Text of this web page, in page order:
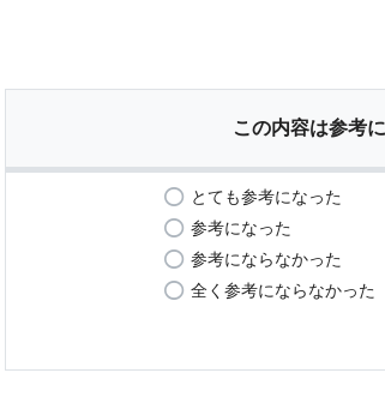
この内容は参考
とても参考になった
参考になった
参考にならなかった
全く参考にならなかった